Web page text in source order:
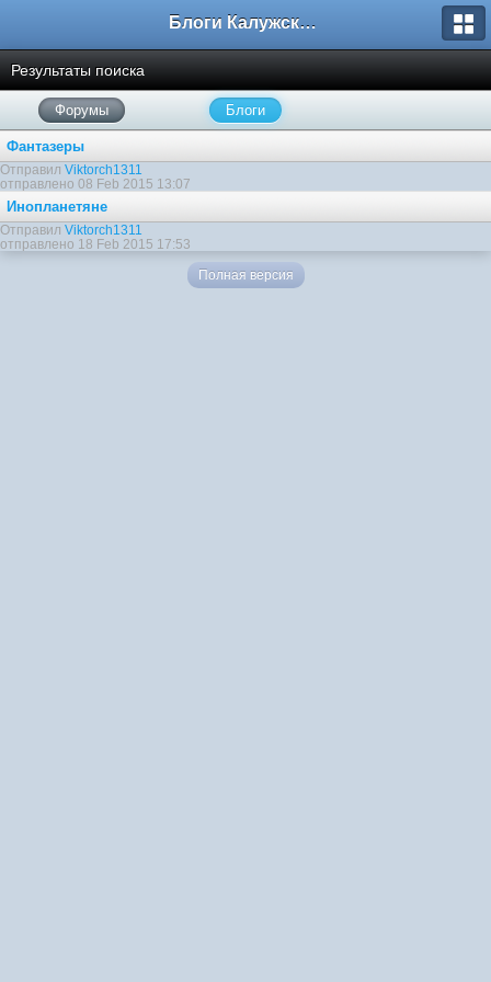
Блоги Калужского перекрестка
Результаты поиска
Форумы Блоги
Фантазеры
Отправил Viktorch1311
отправлено 08 Feb 2015 13:07
Инопланетяне
Отправил Viktorch1311
отправлено 18 Feb 2015 17:53
Полная версия